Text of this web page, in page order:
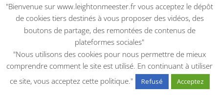
Footer
"Bienvenue sur www.leightonmeester.fr vous acceptez le dépôt
de cookies tiers destinés à vous proposer des vidéos, des
boutons de partage, des remontées de contenus de
plateformes sociales"
"Nous utilisons des cookies pour nous permettre de mieux
comprendre comment le site est utilisé. En continuant à utiliser
ce site, vous acceptez cette politique."
Refusé Acceptez